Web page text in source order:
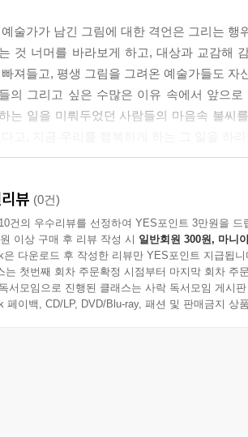
그리면서 오래 바라보는 습관이 생겼다.
나아갈 방향을 바라보고, 어떤 게 옳은지 바
조금은 덜 아프게 마주할 수 있게 됐다. 상처
하고 잊으려 노력하며 사는 것보다 담담히
못된 그림을 수정하는 법」중에서
금해지고, 사람이 좋아 그가 그리는 그림
경험, 다양한 가치관, 주체적인 삶의 자세,
데믹이 가르쳐 준 것」중에서
술가가 남긴 그림에 대한 격언은 그리는
것 너머를 바라보게 하고, 대상과 교감해
져들고, 평생 그림을 그려온 예술가들도
의 그리고 싶은 수많은 이유 속에서 앞으
는 일을 미뤄두었던 사람들의 마음속 불씨
하고 싶은 일이 하나쯤 있다. 하지만 좋
에 깔린 것은 두려움이 아닐까. 막상 해보
그림을 시작하지 못하는 사람들의 두려운
대로 해보라고 용기를 북돋고, 다른 이의
없다. 그리고 싶으면 지금 그리면 된다.
뷰 (0건)
건의 우수리뷰를 선정하여 YES포인트 3만원을 드
이상 구매 후 리뷰 작성 시 일반회원 300원, 마니
은 다운로드 후 작성한 리뷰만 YES포인트 지급됩니
는 첫번째 회차 주문확정 시점부터 마지막 회차 주
서모임으로 진행된 클래스는 사락 독서모임 게시
페이백, CD/LP, DVD/Blu-ray, 패션 및 판매금지 상